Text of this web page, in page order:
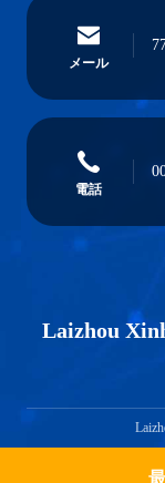
メール
電話
Laizhou